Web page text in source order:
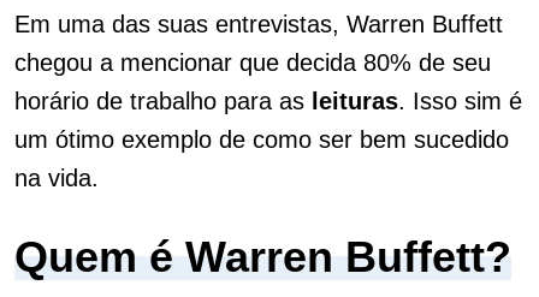
Em uma das suas entrevistas, Warren Buffett
chegou a mencionar que decida 80% de seu
horário de trabalho para as leituras. Isso sim é
um ótimo exemplo de como ser bem sucedido
na vida.
Quem é Warren Buffett?